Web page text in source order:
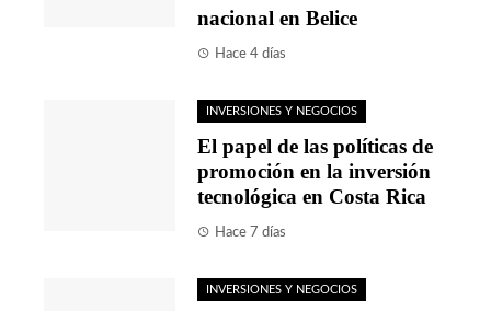
nacional en Belice
Hace 4 días
INVERSIONES Y NEGOCIOS
El papel de las políticas de
promoción en la inversión
tecnológica en Costa Rica
Hace 7 días
INVERSIONES Y NEGOCIOS